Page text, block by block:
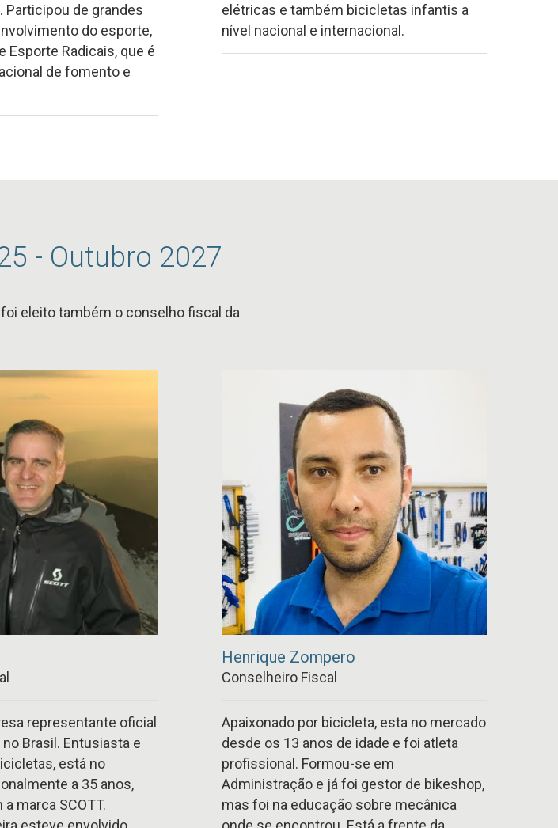
Participou de grandes
do esporte,
Esporte Radicais, que é
de fomento e
elétricas e também bicicletas infantis a
nível nacional e internacional.
- Outubro 2027
eleito também o conselho fiscal da
representante oficial
Brasil. Entusiasta e
está no
a 35 anos,
marca SCOTT.
Henrique Zompero
Conselheiro Fiscal
Apaixonado por bicicleta, esta no mercado
desde os 13 anos de idade e foi atleta
profissional. Formou-se em
Administração e já foi gestor de bikeshop,
mas foi na educação sobre mecânica